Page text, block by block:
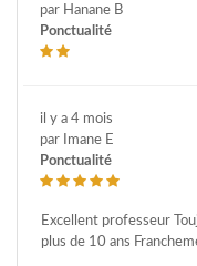
par Hanane B
Ponctualité
il y a 4 mois
par Imane E
Ponctualité
Excellent professeur
plus de 10 ans